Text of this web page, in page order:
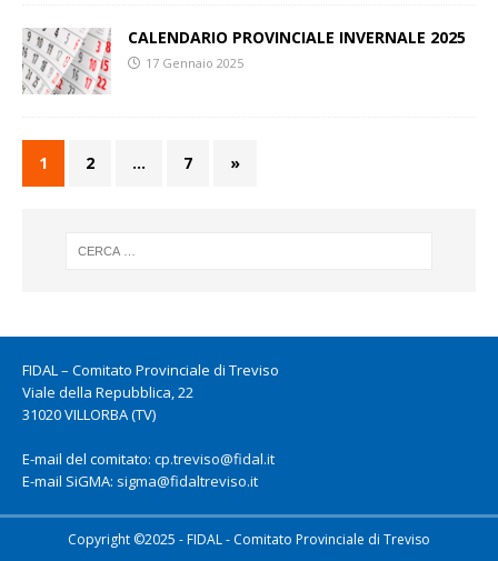
CALENDARIO PROVINCIALE INVERNALE 2025
17 Gennaio 2025
1 2 … 7 »
FIDAL – Comitato Provinciale di Treviso
Viale della Repubblica, 22
31020 VILLORBA (TV)
E-mail del comitato: cp.treviso@fidal.it
E-mail SiGMA: sigma@fidaltreviso.it
Copyright ©2025 - FIDAL - Comitato Provinciale di Treviso